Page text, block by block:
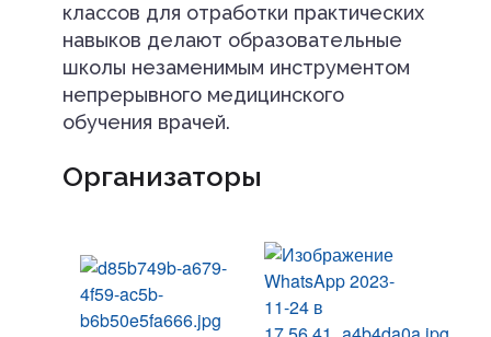
классов для отработки практических
навыков делают образовательные
школы незаменимым инструментом
непрерывного медицинского
обучения врачей.
Организаторы